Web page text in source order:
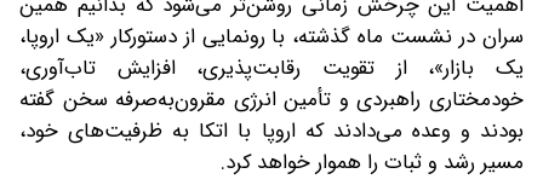
سران در نشست ماه گذشته، با رونمایی از دستورکار «یک اروپا،
یک بازار»، از تقویت رقابت‌پذیری، افزایش تاب‌آوری،
خودمختاری راهبردی و تأمین انرژی مقرون‌به‌صرفه سخن گفته
بودند و وعده می‌دادند که اروپا با اتکا به ظرفیت‌های خود،
مسیر رشد و ثبات را هموار خواهد کرد.